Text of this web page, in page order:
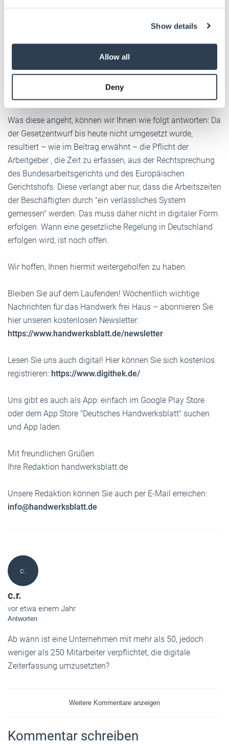
provide social media features and to analyse our traffic.
provided to them or that they’ve collected from your use
Weitere Informationen:Impressum Datenschutz
Show details
Allow all
Deny
Ab wann ist eine Unternehmen mit mehr als 50, jedoch
Sehr geehrte Leserin, sehr geehrter Leser,
Was diese angeht, können wir Ihnen wie folgt antworten: Da
der Gesetzentwurf bis heute nicht umgesetzt wurde,
resultiert – wie im Beitrag erwähnt – die Pflicht der
Arbeitgeber , die Zeit zu erfassen, aus der Rechtsprechung
des Bundesarbeitsgerichts und des Europäischen
Gerichtshofs. Diese verlangt aber nur, dass die Arbeitszeiten
der Beschäftigten durch "ein verlässliches System
gemessen" werden. Das muss daher nicht in digitaler Form
erfolgen. Wann eine gesetzliche Regelung in Deutschland
erfolgen wird, ist noch offen.
Wir hoffen, Ihnen hiermit weitergeholfen zu haben.
Bleiben Sie auf dem Laufenden! Wöchentlich wichtige
Nachrichten für das Handwerk frei Haus – abonnieren Sie
hier unseren kostenlosen Newsletter:
https://www.handwerksblatt.de/newsletter
Lesen Sie uns auch digital! Hier können Sie sich kostenlos
registrieren: https://www.digithek.de/
Uns gibt es auch als App: einfach im Google Play Store
oder dem App Store "Deutsches Handwerksblatt" suchen
und App laden.
Mit freundlichen Grüßen
Ihre Redaktion handwerksblatt.de
Unsere Redaktion können Sie auch per E-Mail erreichen:
info@handwerksblatt.de
c.
c.r.
vor etwa einem Jahr
Antworten
Ab wann ist eine Unternehmen mit mehr als 50, jedoch
weniger als 250 Mitarbeiter verpflichtet, die digitale
Zeiterfassung umzusetzten?
Weitere Kommentare anzeigen
Kommentar schreiben